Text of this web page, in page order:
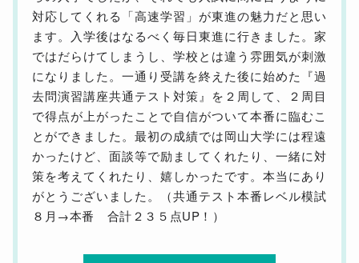
対応してくれる「高速学習」が東進の魅力だと思い
ます。入学後はなるべく毎日東進に行きました。家
ではだらけてしまうし、学校とは違う雰囲気が刺激
になりました。一通り受講を終えた後に始めた『過
去問演習講座共通テスト対策』を２周して、２周目
で得点が上がったことで自信がついて本番に臨むこ
とができました。最初の成績では岡山大学には程遠
かったけど、面談等で励ましてくれたり、一緒に対
策を考えてくれたり、嬉しかったです。本当にあり
がとうございました。（共通テスト本番レベル模試
８月→本番 合計２３５点UP！）